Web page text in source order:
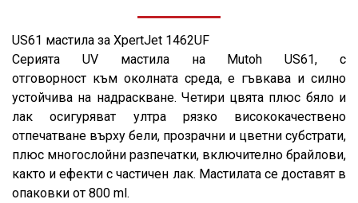
US61 мастила за XpertJet 1462UF
Серията UV мастила на Mutoh US61, с
отговорност към околната среда, е гъвкава и силно
устойчива на надраскване. Четири цвята плюс бяло и
лак осигуряват ултра рязко висококачествено
отпечатване върху бели, прозрачни и цветни субстрати,
плюс многослойни разпечатки, включително брайлови,
както и ефекти с частичен лак. Мастилата се доставят в
опаковки от 800 ml.